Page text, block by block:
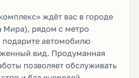
ждёт вас в городе
рядом с метро
автомобилю
вид. Продуманная
позволяет обслуживать